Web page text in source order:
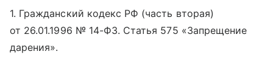
1. Гражданский кодекс РФ (часть вторая)
от 26.01.1996 № 14-ФЗ. Статья 575 «‎‎Запрещение
дарения».